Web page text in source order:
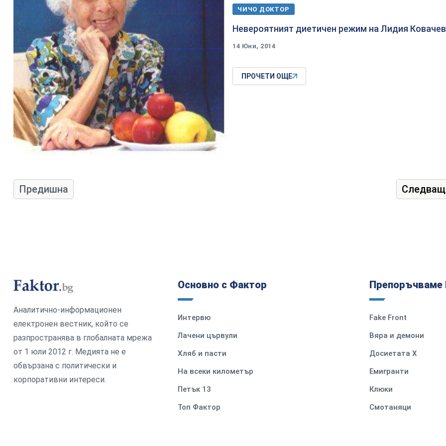
ЧИЧО ДОКТОР
​Невероятният диетичен режим на Лидия
14 Юни, 2014
ПРОЧЕТИ ОЩЕ
Предишна
Аналитично-информационен
електронен вестник, който се
разпространява в глобалната мрежа
от 1 юли 2012 г. Медията не е
обвързана с политически и
корпоративни интереси.
Основно с Фактор
Интервю
Лачени цървули
Хляб и пасти
На всеки километър
Петък 13
Топ Фактор
Препоръчваме
Fake Front
Вяра и демони
Досиетата Х
Емигранти
Клюки
Смотаняци